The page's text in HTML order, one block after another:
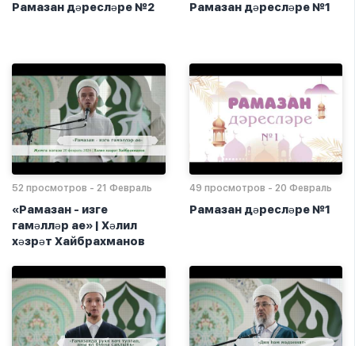
Рамазан дәресләре №2 Рамазан дәресләре №1
52 просмотров - 21 Февраль
«Рамазан - изге
гамәлләр ае» | Хәлил
хәзрәт Хайбрахманов
49 просмотров - 20 Февраль
Рамазан дәресләре №1